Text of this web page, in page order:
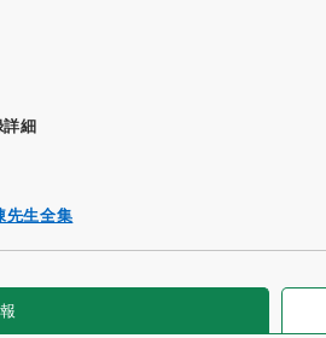
詳細
先生全集